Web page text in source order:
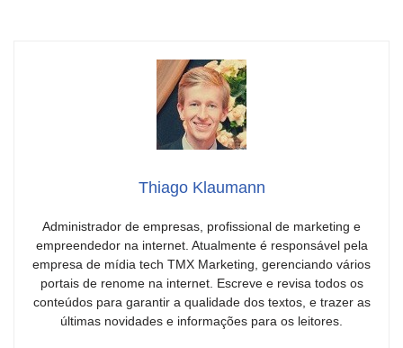
Thiago Klaumann
Administrador de empresas, profissional de marketing e
empreendedor na internet. Atualmente é responsável pela
empresa de mídia tech TMX Marketing, gerenciando vários
portais de renome na internet. Escreve e revisa todos os
conteúdos para garantir a qualidade dos textos, e trazer as
últimas novidades e informações para os leitores.